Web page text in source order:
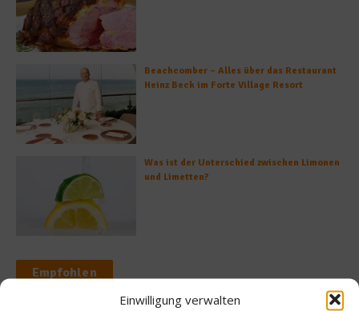
Einwilligung verwalten
Beachcomber – Alles über das Restaurant
Heinz Beck im Forte Village Resort
Was ist der Unterschied zwischen Limonen
und Limetten?
Empfohlen